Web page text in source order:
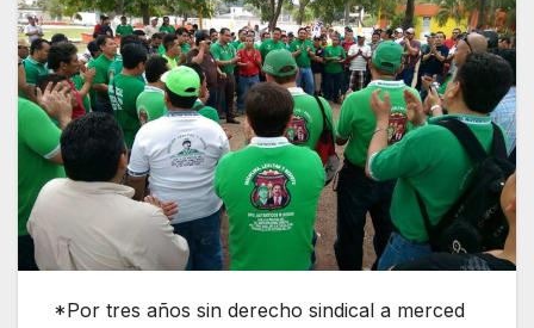
*Por tres años sin derecho sindical a merced